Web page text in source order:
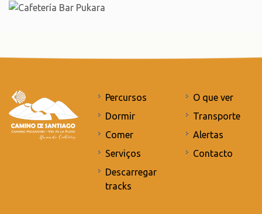
Percursos
Dormir
Comer
Serviços
Descarregar
tracks
O que ver
Transporte
Alertas
Contacto